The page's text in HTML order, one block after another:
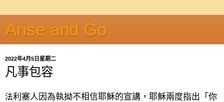
Arise and Go
2022年4月5日星期二
凡事包容
法利塞人因為執拗不相信耶穌的宣講，耶穌兩度指出「你